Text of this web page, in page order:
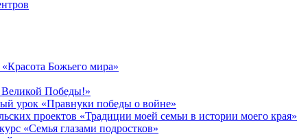
Божьего мира»
Победы!»
урок «Правнуки победы о войне»
проектов «Традиции моей семьи в истории моего края»
«Семья глазами подростков»